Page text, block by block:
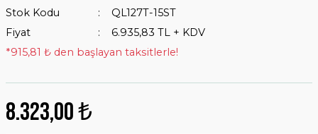
Stok Kodu
QL127T-15ST
Fiyat
6.935,83 TL + KDV
*915,81 ₺ den başlayan taksitlerle!
8.323,00 ₺